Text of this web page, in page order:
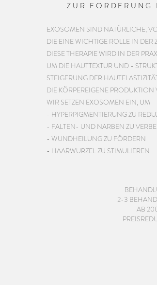
ZUR FORDERUNG
EXOSOMEN SIND NATÜRLICHE,
DIE EINE WICHTIGE ROLLE IN
DIESE THERAPIE WIRD IN DER
UM DIE HAUTTEXTUR UND -
STEIGERUNG DER
DIE KÖRPEREIGENE
WIR SETZEN EXOSOMEN EIN, UM
- HYPERPIGMENTIERUNG ZU
- FALTEN- UND NARBEN ZU
- WUNDHEILUNG ZU FÖRDERN
- HAARWURZEL ZU STIMULIEREN
2-3
AB